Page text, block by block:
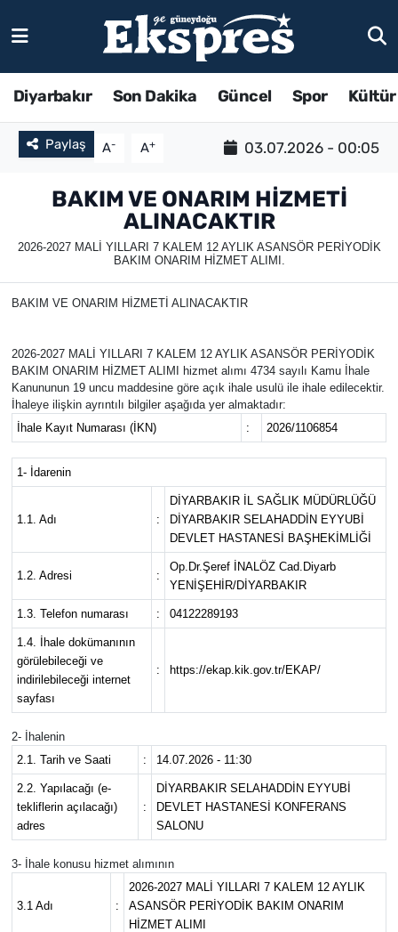
Diyarbakır Son Dakika Güncel Spor
Paylaş A- A+ 03.07.2026 - 00:05
BAKIM VE ONARIM HİZMETİ
ALINACAKTIR
2026-2027 MALİ YILLARI 7 KALEM 12 AYLIK ASANSÖR PERİYODİK
BAKIM ONARIM HİZMET ALIMI.
BAKIM VE ONARIM HİZMETİ ALINACAKTIR
2026-2027 MALİ YILLARI 7 KALEM 12 AYLIK ASANSÖR PERİYODİK
BAKIM ONARIM HİZMET ALIMI hizmet alımı 4734 sayılı Kamu İhale
Kanununun 19 uncu maddesine göre açık ihale usulü ile ihale edilecektir.
İhaleye ilişkin ayrıntılı bilgiler aşağıda yer almaktadır:
İhale Kayıt Numarası (İKN)
: 2026/1106854
1- İdarenin
1.1. Adı :
DİYARBAKIR İL SAĞLIK MÜDÜRLÜĞÜ
DİYARBAKIR SELAHADDİN EYYUBİ
DEVLET HASTANESİ BAŞHEKİMLİĞİ
1.2. Adresi :
Op.Dr.Şeref İNALÖZ Cad.Diyarb
YENİŞEHİR/DİYARBAKIR
1.3. Telefon numarası : 04122289193
1.4. İhale dokümanının
görülebileceği ve
indirilebileceği internet
sayfası
: https://ekap.kik.gov.tr/EKAP/
2- İhalenin
2.1. Tarih ve Saati
: 14.07.2026 - 11:30
2.2. Yapılacağı (e-
tekliflerin açılacağı)
adres
:
DİYARBAKIR SELAHADDİN EYYUBİ
DEVLET HASTANESİ KONFERANS
SALONU
3- İhale konusu hizmet alımının
3.1 Adı :
2026-2027 MALİ YILLARI 7 KALEM 12 AYLIK
ASANSÖR PERİYODİK BAKIM ONARIM
HİZMET ALIMI